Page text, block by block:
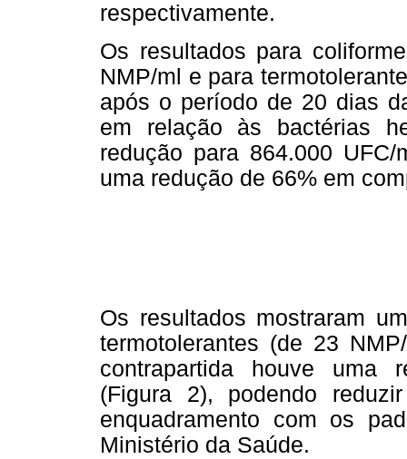
respectivamente.
Os resultados para
NMP/ml e para
após o período de 20 dias
em relação às bactérias
redução para 864.000
uma redução de 66% em
Os resultados mostraram
termotolerantes (de 23
contrapartida houve uma
(Figura 2), podendo
enquadramento com os
Ministério da Saúde.